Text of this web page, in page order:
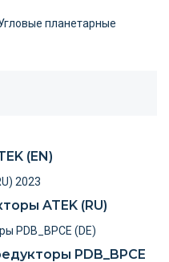
планетарные
(EN)
ATEK (RU)
PDB_BPCE